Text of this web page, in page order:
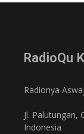
RadioQu
Radionya
Jl. Palutungan,
Indonesia